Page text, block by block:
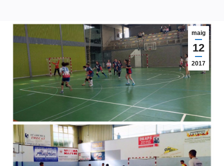
maig
12
2017